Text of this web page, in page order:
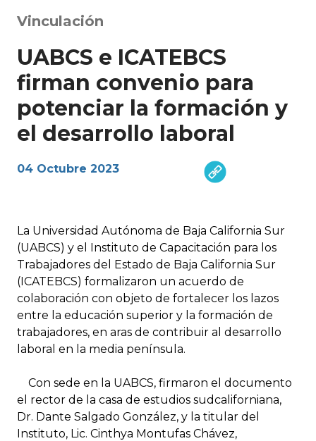
Vinculación
UABCS e ICATEBCS
firman convenio para
potenciar la formación y
el desarrollo laboral
04 Octubre 2023
La Universidad Autónoma de Baja California Sur
(UABCS) y el Instituto de Capacitación para los
Trabajadores del Estado de Baja California Sur
(ICATEBCS) formalizaron un acuerdo de
colaboración con objeto de fortalecer los lazos
entre la educación superior y la formación de
trabajadores, en aras de contribuir al desarrollo
laboral en la media península.
Con sede en la UABCS, firmaron el documento
el rector de la casa de estudios sudcaliforniana,
Dr. Dante Salgado González, y la titular del
Instituto, Lic. Cinthya Montufas Chávez,